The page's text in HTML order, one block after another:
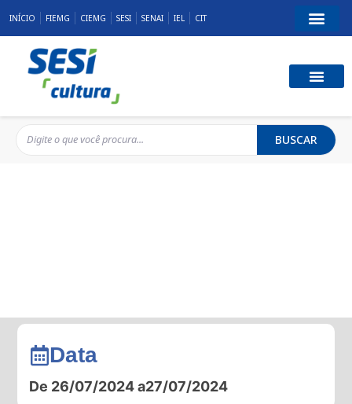
INÍCIO FIEMG CIEMG SESI SENAI IEL CIT
BUSCAR
Data
De 26/07/2024 a27/07/2024